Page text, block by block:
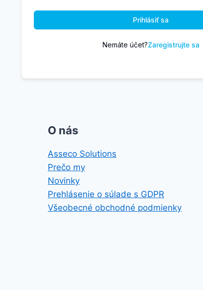
Prihlásiť sa
Nemáte účet?Zaregistrujte sa
O nás
Asseco Solutions
Prečo my
Novinky
Prehlásenie o súlade s GDPR
Všeobecné obchodné podmienky